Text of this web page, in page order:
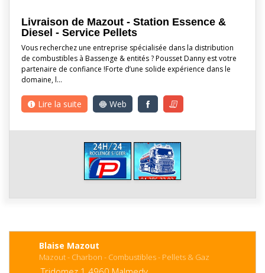
Livraison de Mazout - Station Essence &
Diesel - Service Pellets
Vous recherchez une entreprise spécialisée dans la distribution
de combustibles à Bassenge & entités ? Pousset Danny est votre
partenaire de confiance !Forte d’une solide expérience dans le
domaine, l…
Lire la suite Web
Blaise Mazout
Mazout - Charbon - Combustibles - Pellets & Gaz